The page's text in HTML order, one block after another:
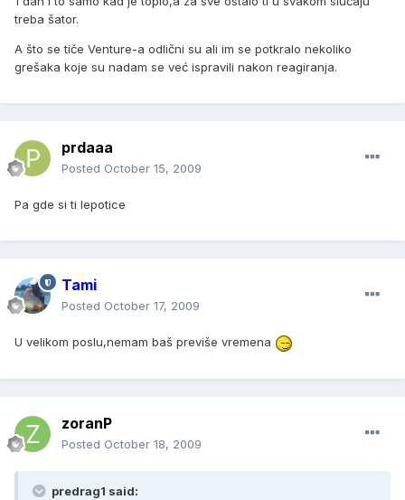
treba šator.
A što se tiče Venture-a odlični su ali im se potkralo nekoliko
grešaka koje su nadam se već ispravili nakon reagiranja.
prdaaa
Posted October 15, 2009
Pa gde si ti lepotice
Tami
Posted October 17, 2009
U velikom poslu,nemam baš previše vremena
zoranP
Posted October 18, 2009
predrag1 said: